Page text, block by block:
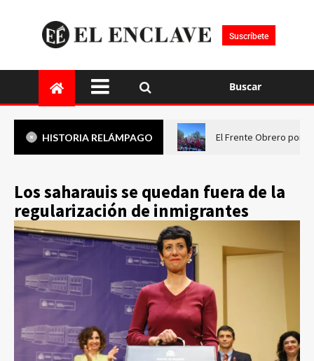
Suscríbete
Buscar
HISTORIA RELÁMPAGO El Frente Obrero pone
Los saharauis se quedan fuera de la
regularización de inmigrantes